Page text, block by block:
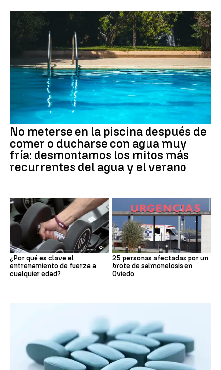
No meterse en la piscina después de
comer o ducharse con agua muy
fría: desmontamos los mitos más
recurrentes del agua y el verano
¿Por qué es clave el
entrenamiento de fuerza a
cualquier edad?
25 personas afectadas por un
brote de salmonelosis en
Oviedo